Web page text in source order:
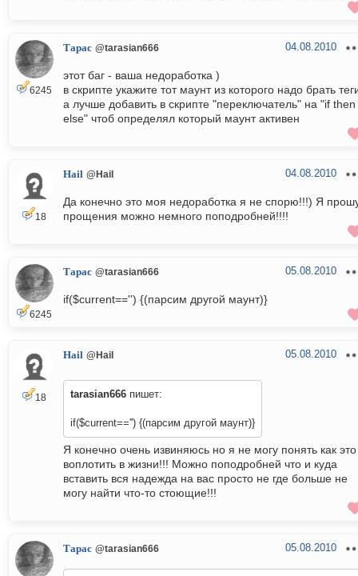
6245
Тарас @tarasian666 04.08.2010
этот баг - ваша недоработка )
в скрипте укажите тот маунт из которого надо брать
а лучше добавить в скрипте "переключатель" на "if then
else" чтоб определял который маунт активен
18
Hail @Hail 04.08.2010
Да конечно это моя недоработка я не спорю!!!) Я
прощения можно немного поподробней!!!!
6245
Тарас @tarasian666 05.08.2010
if($current=='') {(парсим другой маунт)}
18
Hail @Hail 05.08.2010
tarasian666 пишет:
if($current=='') {(парсим другой маунт)}
Я конечно очень извиняюсь но я не могу понять как это
воплотить в жизни!!! Можно поподробней что и куда
вставить вся надежда на вас просто не где больше не
могу найти что-то стоющие!!!
Тарас @tarasian666 05.08.2010